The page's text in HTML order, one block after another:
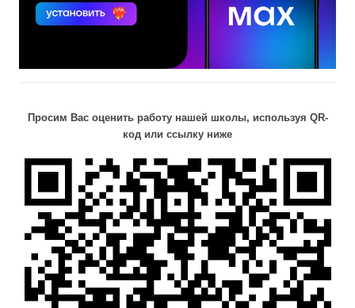
Просим Вас оценить работу нашей школы, используя QR-
код или ссылку ниже